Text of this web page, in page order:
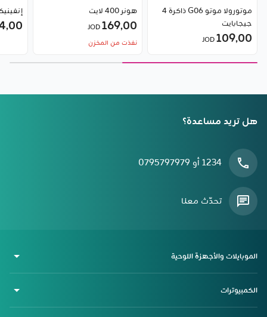
موتورولا موتو G06 ذاكرة 4
جيجابايت
109٫00
هونر 400 لايت
169٫00JOD
نفذت من المخزن
هل تريد مساعدة؟
1234 أو 0795797979
تحدّث معنا
الموبايلات والأجهزة اللوحية
الكمبيوترات